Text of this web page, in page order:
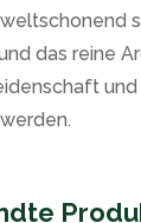
das reine